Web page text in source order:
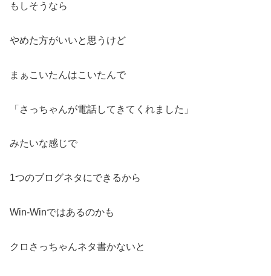
もしそうなら
やめた方がいいと思うけど
まぁこいたんはこいたんで
「さっちゃんが電話してきてくれました」
みたいな感じで
1つのブログネタにできるから
Win-Winではあるのかも
クロさっちゃんネタ書かないと